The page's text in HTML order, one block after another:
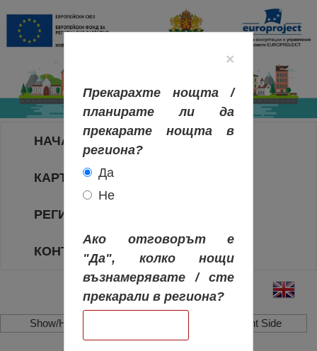
НАЧАЛО
КАРТА НА РЕГИОНИТЕ
РЕГИОНИ
КОНТАКТИ
Show/Hide Left Side Show/Hide Right Side
×
Прекарахте нощта /
планирате ли да
прекарате нощта в
региона?
Да
Не
Ако отговорът е
"Да", колко нощи
възнамерявате / сте
прекарали в региона?